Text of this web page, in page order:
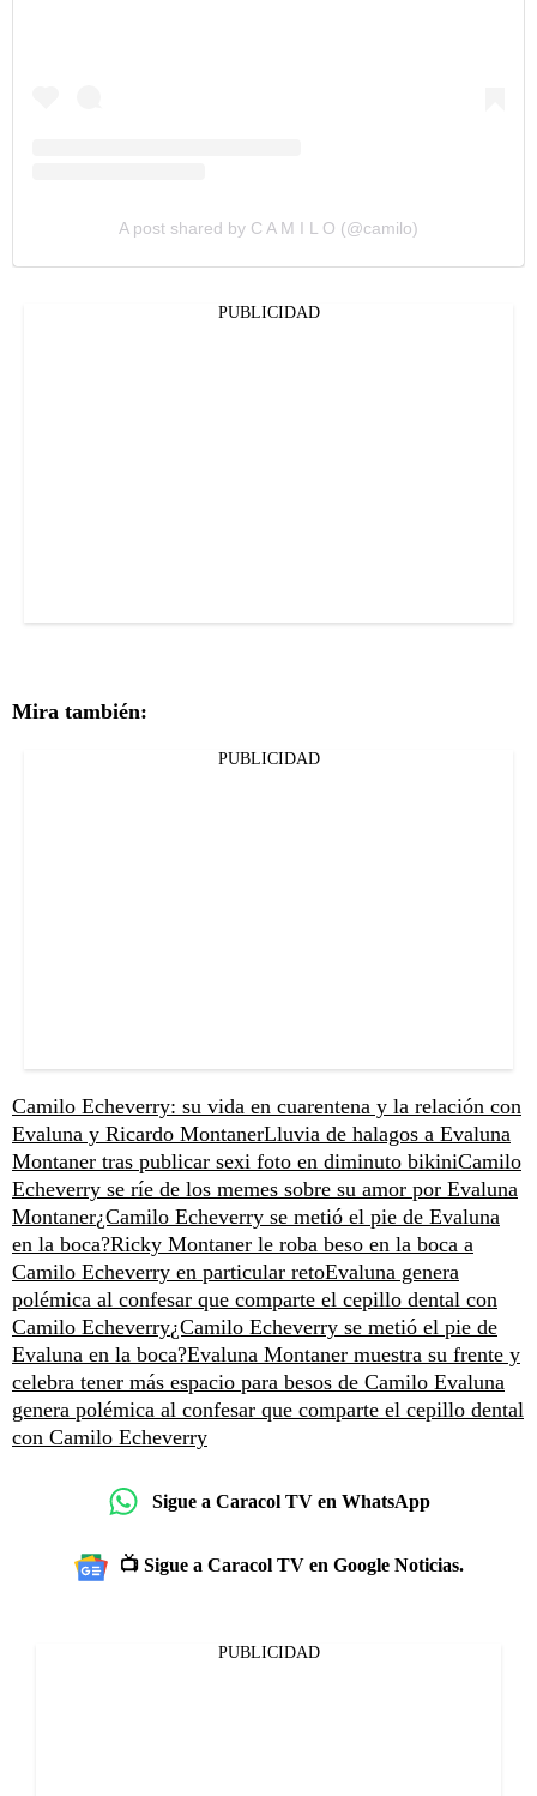
A post shared by C A M I L O (@camilo)
PUBLICIDAD
Mira también:
PUBLICIDAD
Camilo Echeverry: su vida en cuarentena y la relación con
Evaluna y Ricardo MontanerLluvia de halagos a Evaluna
Montaner tras publicar sexi foto en diminuto bikiniCamilo
Echeverry se ríe de los memes sobre su amor por Evaluna
Montaner¿Camilo Echeverry se metió el pie de Evaluna
en la boca?Ricky Montaner le roba beso en la boca a
Camilo Echeverry en particular retoEvaluna genera
polémica al confesar que comparte el cepillo dental con
Camilo Echeverry¿Camilo Echeverry se metió el pie de
Evaluna en la boca?Evaluna Montaner muestra su frente y
celebra tener más espacio para besos de Camilo Evaluna
genera polémica al confesar que comparte el cepillo dental
con Camilo Echeverry
Sigue a Caracol TV en WhatsApp
📺 Sigue a Caracol TV en Google Noticias.
PUBLICIDAD